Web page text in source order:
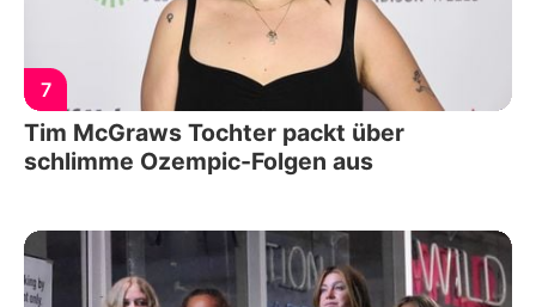
7
Tim McGraws Tochter packt über
schlimme Ozempic-Folgen aus